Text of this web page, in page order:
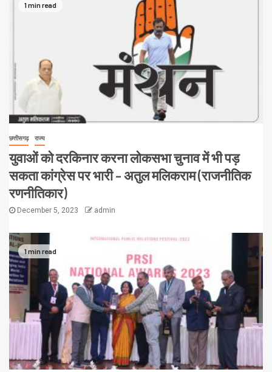
1 min read
छत्तीसगढ़ राज्य
युवाओं को दरकिनार करना लोकसभा चुनाव में भी पड़
सकता कांग्रेस पर भारी – अतुल मलिकराम (राजनीतिक
रणनीतिकार)
December 5, 2023 admin
1 min read